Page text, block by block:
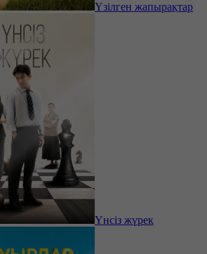
Үзілген жапырақтар
Үнсіз жүрек